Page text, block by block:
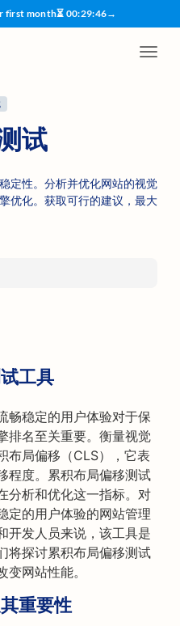
first month⏳ 00:29:45→
试
定性。分析并优化网站的视觉
优化。获取可行的建议，最大
工具
畅稳定的用户体验对于保
排名至关重要。衡量视觉
布局偏移（CLS），它表
程度。累积布局偏移测试
分析和优化这一指标。对
定的用户体验的网站管理
开发人员来说，该工具是
将探讨累积布局偏移测试
网站性能。
重要性